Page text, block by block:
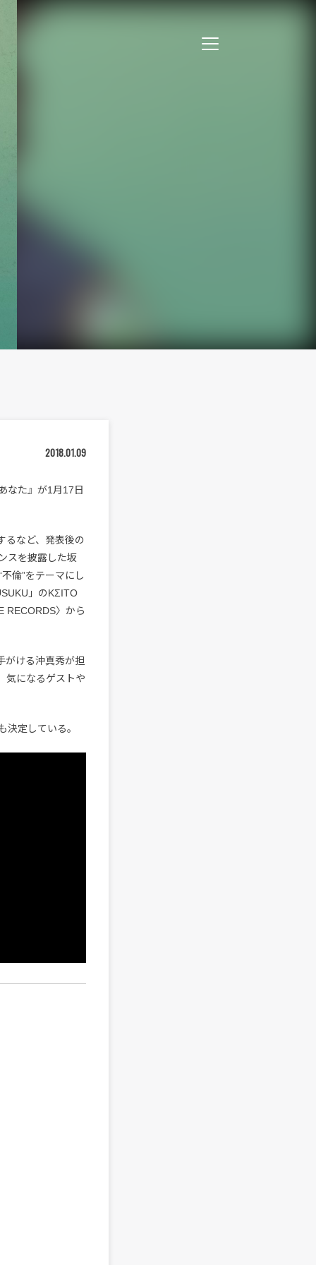
2018.01.09
なた』が1月17日
るなど、発表後の
スを披露した坂
倫”をテーマにし
」のKΣITO
RECORDS〉から
がける沖真秀が担
気になるゲストや
決定している。